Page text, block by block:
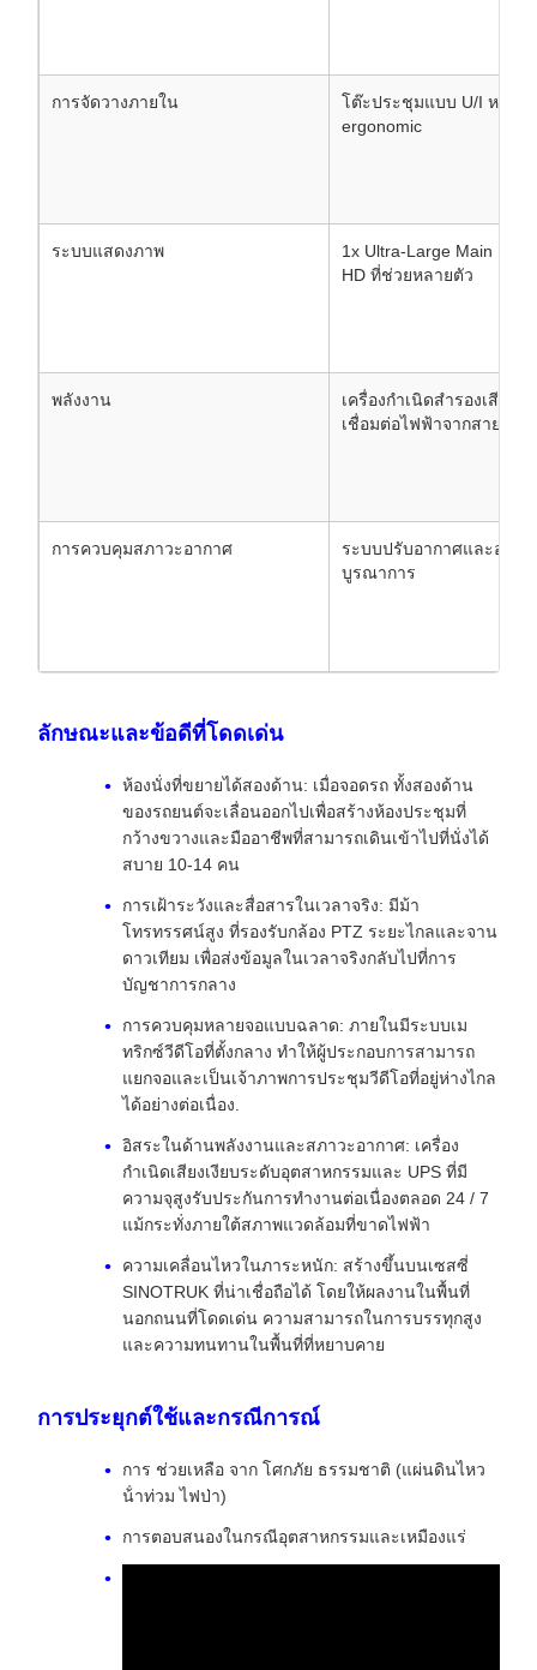
การจัดวางภายใน
โต๊ะประชุมแบบ U/I หรูหร
ergonomic
ระบบแสดงภาพ
1x Ultra-Large Main
HD ที่ช่วยหลายตัว
พลังงาน
เครื่องกําเนิดสํารองเสียงเ
เชื่อมต่อไฟฟ้าจากสายไฟฟ้
การควบคุมสภาวะอากาศ
ระบบปรับอากาศและอาก
บูรณาการ
ลักษณะและข้อดีที่โดดเด่น
ห้องนั่งที่ขยายได้สองด้าน: เมื่อจอดรถ ทั้งสองด้าน
ของรถยนต์จะเลื่อนออกไปเพื่อสร้างห้องประชุมที่
กว้างขวางและมืออาชีพที่สามารถเดินเข้าไปที่นั่งได้
สบาย 10-14 คน
การเฝ้าระวังและสื่อสารในเวลาจริง: มีม้า
โทรทรรศน์สูง ที่รองรับกล้อง PTZ ระยะไกลและจาน
ดาวเทียม เพื่อส่งข้อมูลในเวลาจริงกลับไปที่การ
บัญชาการกลาง
การควบคุมหลายจอแบบฉลาด: ภายในมีระบบเม
ทริกซ์วีดีโอที่ตั้งกลาง ทําให้ผู้ประกอบการสามารถ
แยกจอและเป็นเจ้าภาพการประชุมวีดีโอที่อยู่ห่างไกล
ได้อย่างต่อเนื่อง.
อิสระในด้านพลังงานและสภาวะอากาศ: เครื่อง
กําเนิดเสียงเงียบระดับอุตสาหกรรมและ UPS ที่มี
ความจุสูงรับประกันการทํางานต่อเนื่องตลอด 24 / 7
แม้กระทั่งภายใต้สภาพแวดล้อมที่ขาดไฟฟ้า
ความเคลื่อนไหวในภาระหนัก: สร้างขึ้นบนเซสซี่
SINOTRUK ที่น่าเชื่อถือได้ โดยให้ผลงานในพื้นที่
นอกถนนที่โดดเด่น ความสามารถในการบรรทุกสูง
และความทนทานในพื้นที่ที่หยาบคาย
การประยุกต์ใช้และกรณีการณ์
การ ช่วยเหลือ จาก โศกภัย ธรรมชาติ (แผ่นดินไหว
น้ําท่วม ไฟป่า)
การตอบสนองในกรณีอุตสาหกรรมและเหมืองแร่